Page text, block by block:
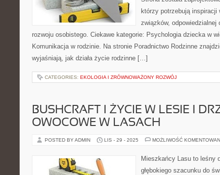
którzy potrzebują inspiracji
związków, odpowiedzialnej
rozwoju osobistego. Ciekawe kategorie: Psychologia dziecka w
Komunikacja w rodzinie. Na stronie Poradnictwo Rodzinne
wyjaśniają, jak działa życie rodzinne […]
CATEGORIES: EKOLOGIA I ZRÓWNOWAŻONY ROZWÓJ
BUSHCRAFT I ŻYCIE W LESIE I
OWOCOWE W LASACH
POSTED BY ADMIN LIS - 29 - 2025 MOŻLIWOŚĆ
Mieszkańcy Lasu to leśny
głębokiego szacunku do